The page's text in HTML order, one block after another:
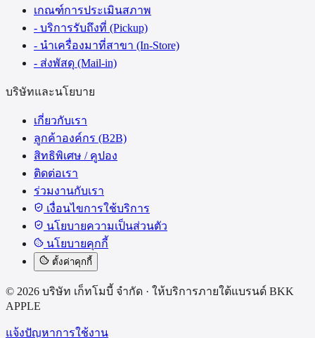
เกณฑ์การประเมินสภาพ
- บริการรับถึงที่ (Pickup)
- นำเครื่องมาที่สาขา (In-Store)
- ส่งพัสดุ (Mail-in)
บริษัทและนโยบาย
เกี่ยวกับเรา
ลูกค้าองค์กร (B2B)
สิทธิพิเศษ / คูปอง
ติดต่อเรา
ร่วมงานกับเรา
เงื่อนไขการใช้บริการ
นโยบายความเป็นส่วนตัว
นโยบายคุกกี้
ตั้งค่าคุกกี้
© 2026 บริษัท เก็ทโมบี้ จำกัด · ให้บริการภายใต้แบรนด์ BKK
APPLE
แจ้งปัญหาการใช้งาน